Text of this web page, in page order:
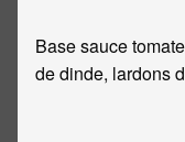
Base sauce
de dinde, lardons